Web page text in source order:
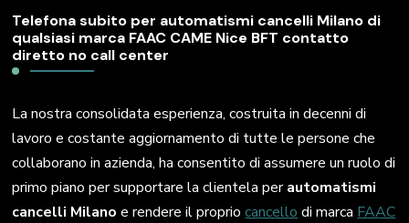
Telefona subito per automatismi cancelli Milano di
qualsiasi marca FAAC CAME Nice BFT contatto
diretto no call center
La nostra consolidata esperienza, costruita in decenni di
lavoro e costante aggiornamento di tutte le persone che
collaborano in azienda, ha consentito di assumere un ruolo di
primo piano per supportare la clientela perautomatismi
cancelli Milano e rendere il propriocancello di marca FAAC